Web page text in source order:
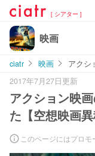
[ シアター ]
映画
ciatr 映画
アクシ
2017年7月27日更新
アクション映
た【空想映画異
このページにはプロ